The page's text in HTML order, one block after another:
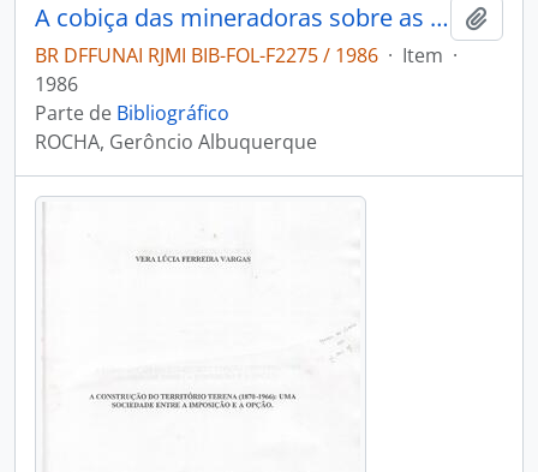
A cobiça das mineradoras sobre as terras indígenas
BR DFFUNAI RJMI BIB-FOL-F2275 / 1986 · Item ·
1986
Parte de Bibliográfico
ROCHA, Gerôncio Albuquerque